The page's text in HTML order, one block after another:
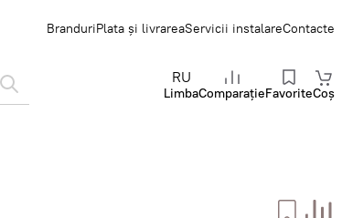
BranduriPlata și livrareaServicii instalareContacte
RU
LimbaComparațieFavoriteCoș